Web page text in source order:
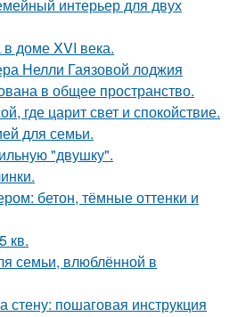
интерьер для двух
в доме XVI века.
Нелли Гаязовой лоджия
в общее пространство.
где царит свет и спокойствие.
для семьи.
"двушку".
бетон, тёмные оттенки и
кв.
семьи, влюблённой в
пошаговая инструкция